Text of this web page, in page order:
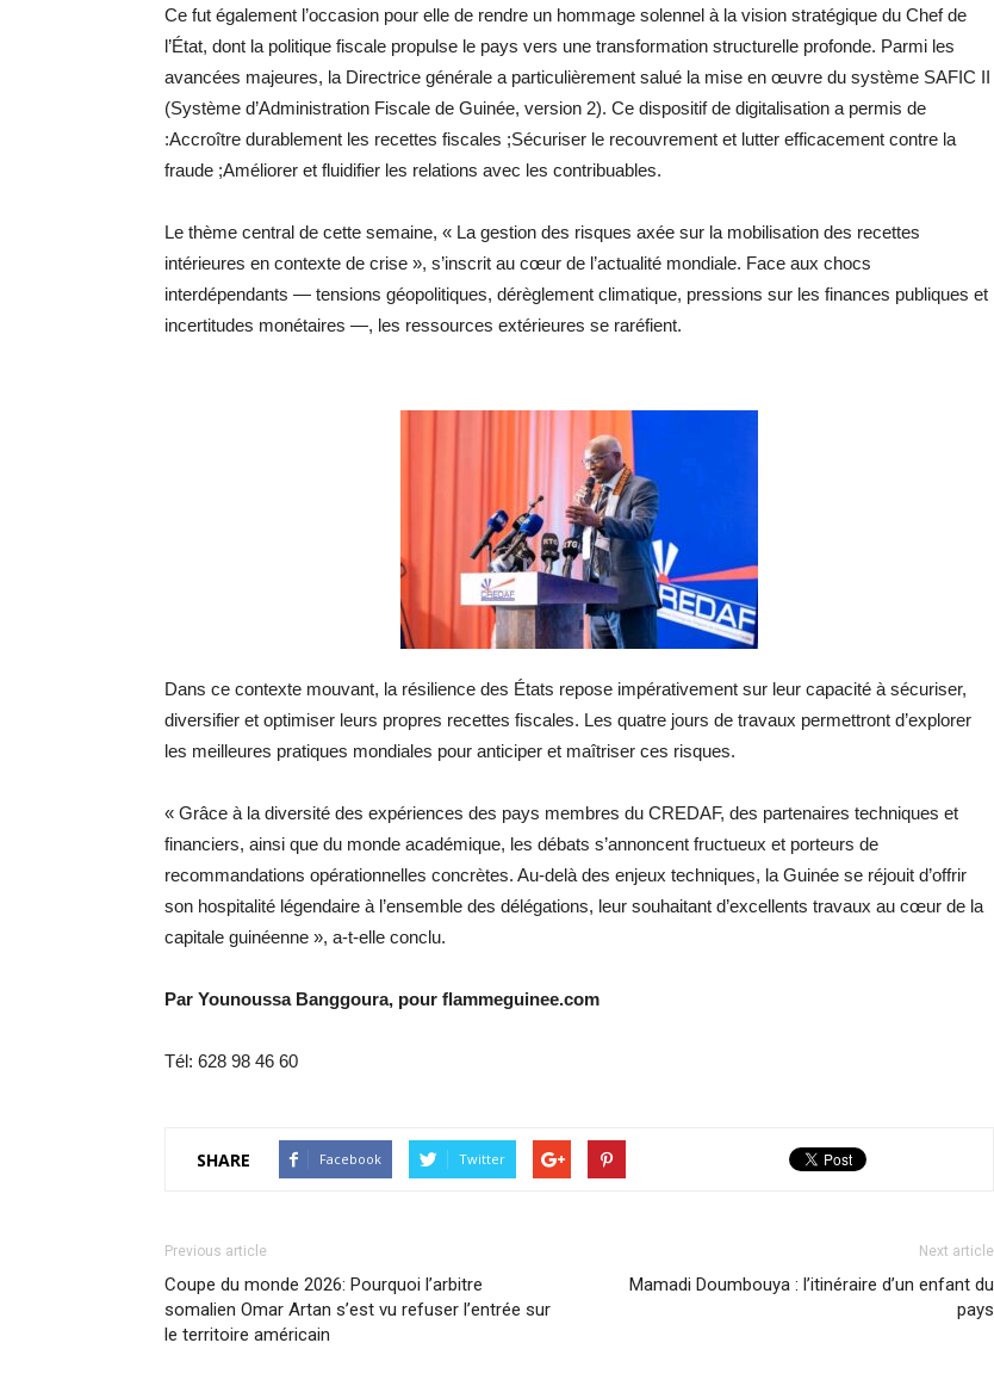
Ce fut également l’occasion pour elle de rendre un hommage solennel à la vision stratégique du Chef de
l’État, dont la politique fiscale propulse le pays vers une transformation structurelle profonde. Parmi les
avancées majeures, la Directrice générale a particulièrement salué la mise en œuvre du système SAFIC II
(Système d’Administration Fiscale de Guinée, version 2). Ce dispositif de digitalisation a permis de
:Accroître durablement les recettes fiscales ;​Sécuriser le recouvrement et lutter efficacement contre la
fraude ;Améliorer et fluidifier les relations avec les contribuables.
​Le thème central de cette semaine, « La gestion des risques axée sur la mobilisation des recettes
intérieures en contexte de crise », s’inscrit au cœur de l’actualité mondiale. Face aux chocs
interdépendants — tensions géopolitiques, dérèglement climatique, pressions sur les finances publiques et
incertitudes monétaires —, les ressources extérieures se raréfient.
Dans ce contexte mouvant, la résilience des États repose impérativement sur leur capacité à sécuriser,
diversifier et optimiser leurs propres recettes fiscales. Les quatre jours de travaux permettront d’explorer
les meilleures pratiques mondiales pour anticiper et maîtriser ces risques.
​« Grâce à la diversité des expériences des pays membres du CREDAF, des partenaires techniques et
financiers, ainsi que du monde académique, les débats s’annoncent fructueux et porteurs de
recommandations opérationnelles concrètes. Au-delà des enjeux techniques, la Guinée se réjouit d’offrir
son hospitalité légendaire à l’ensemble des délégations, leur souhaitant d’excellents travaux au cœur de la
capitale guinéenne », a-t-elle conclu.
Par Younoussa Banggoura, pour flammeguinee.com
Tél: 628 98 46 60
SHARE Facebook Twitter
Previous article
Coupe du monde 2026: Pourquoi l’arbitre
somalien Omar Artan s’est vu refuser l’entrée sur
le territoire américain
Next article
Mamadi Doumbouya : l’itinéraire d’un enfant du
pays